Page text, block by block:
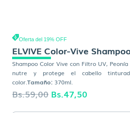
Oferta del 19% OFF
ELVIVE Color-Vive
Shampoo Color Vive con Filtro UV,
nutre y protege el cabello
color.Tamaño: 370ml.
Bs.59,00 El
Bs.47,50